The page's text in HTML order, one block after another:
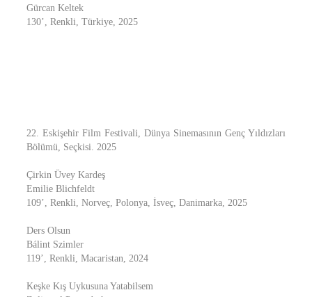
Gürcan Keltek
130’, Renkli, Türkiye, 2025
22. Eskişehir Film Festivali, Dünya Sinemasının Genç Yıldızları
Bölümü, Seçkisi. 2025
Çirkin Üvey Kardeş
Emilie Blichfeldt
109’, Renkli, Norveç, Polonya, İsveç, Danimarka, 2025
Ders Olsun
Bálint Szimler
119’, Renkli, Macaristan, 2024
Keşke Kış Uykusuna Yatabilsem